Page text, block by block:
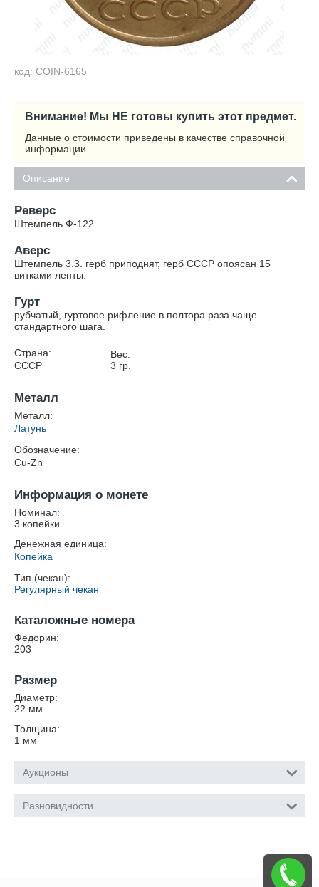
код: COIN-6165
Внимание! Мы НЕ готовы купить этот предмет.
Данные о стоимости приведены в качестве справочной
информации.
Описание
Реверс
Штемпель Ф-122.
Аверс
Штемпель 3.3. герб приподнят, герб СССР опоясан 15
витками ленты.
Гурт
рубчатый, гуртовое рифление в полтора раза чаще
стандартного шага.
Страна:
СССР
Вес:
3 гр.
Металл
Металл:
Латунь
Обозначение:
Cu-Zn
Информация о монете
Номинал:
3 копейки
Денежная единица:
Копейка
Тип (чекан):
Регулярный чекан
Каталожные номера
Федорин:
203
Размер
Диаметр:
22 мм
Толщина:
1 мм
Аукционы
Разновидности